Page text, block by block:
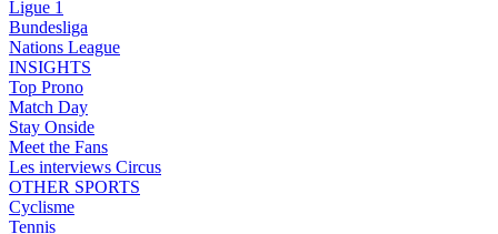
Ligue 1
Bundesliga
Nations League
INSIGHTS
Top Prono
Match Day
Stay Onside
Meet the Fans
Les interviews Circus
OTHER SPORTS
Cyclisme
Tennis